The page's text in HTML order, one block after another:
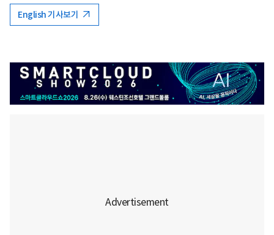
English 기사보기